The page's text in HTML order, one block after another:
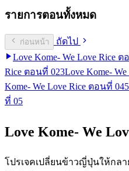
รายการตอนทั้งหมด
ก่อนหน้า
ถัดไป
Love Kome- We Love Rice ต
Rice ตอนที่ 023Love Kome-
Kome- We Love Rice ตอนที่ 045
ที่ 05
Love Kome- We
โปรเจคเปลี่ยนข้าวญี่ปุ่นให้กลา